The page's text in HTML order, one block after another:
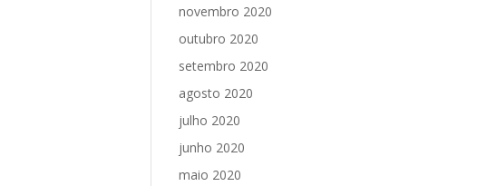
novembro 2020
outubro 2020
setembro 2020
agosto 2020
julho 2020
junho 2020
maio 2020